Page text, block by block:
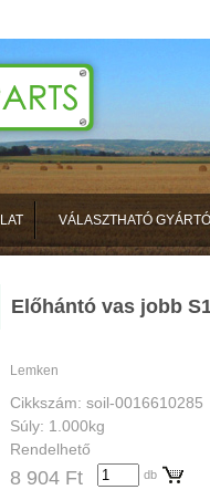
VÁLASZTHATÓ
Előhántó vas jobb
Lemken
Cikkszám: soil-0016610285
Súly: 1.000kg
Rendelhető
8 904 Ft db